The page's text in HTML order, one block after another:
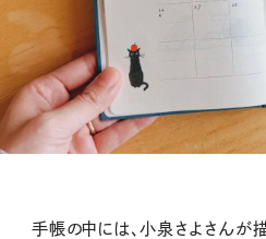
手帳の中には、小泉さよさんが